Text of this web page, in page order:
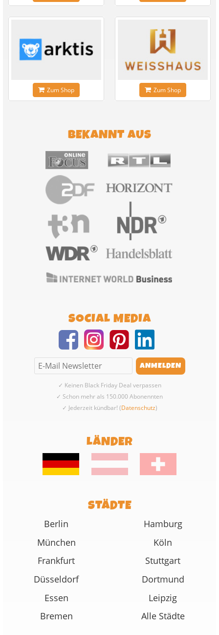
Zum Shop Zum Shop
BEKANNT AUS
SOCIAL MEDIA
✓ Keinen Black Friday Deal verpassen
✓ Schon mehr als 150.000 Abonennten
✓ Jederzeit kündbar! (Datenschutz)
LÄNDER
STÄDTE
Berlin
Hamburg
München
Köln
Frankfurt
Stuttgart
Düsseldorf
Dortmund
Essen
Leipzig
Bremen
Alle Städte